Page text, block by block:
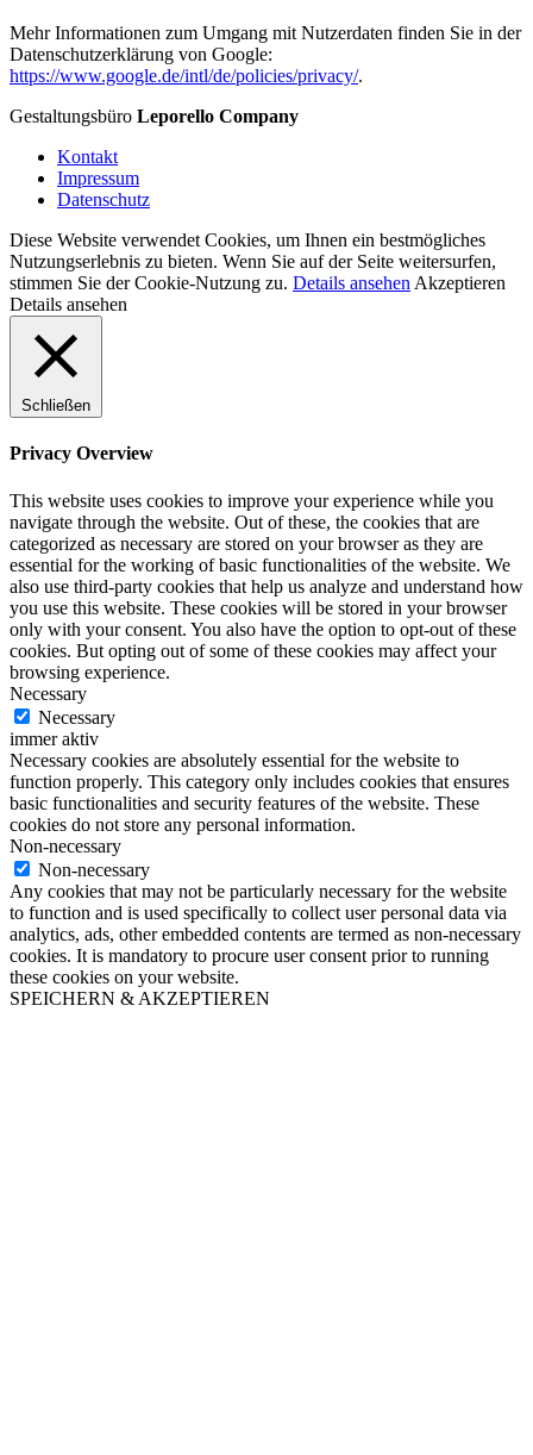
Mehr Informationen zum Umgang mit Nutzerdaten finden Sie in der
Datenschutzerklärung von Google:
https://www.google.de/intl/de/policies/privacy/.
Gestaltungsbüro Leporello Company
Kontakt
Impressum
Datenschutz
Diese Website verwendet Cookies, um Ihnen ein bestmögliches
Nutzungserlebnis zu bieten. Wenn Sie auf der Seite weitersurfen,
stimmen Sie der Cookie-Nutzung zu. Details ansehen Akzeptieren
Details ansehen
Schließen
Privacy Overview
This website uses cookies to improve your experience while you
navigate through the website. Out of these, the cookies that are
categorized as necessary are stored on your browser as they are
essential for the working of basic functionalities of the website. We
also use third-party cookies that help us analyze and understand how
you use this website. These cookies will be stored in your browser
only with your consent. You also have the option to opt-out of these
cookies. But opting out of some of these cookies may affect your
browsing experience.
Necessary
Necessary
immer aktiv
Necessary cookies are absolutely essential for the website to
function properly. This category only includes cookies that ensures
basic functionalities and security features of the website. These
cookies do not store any personal information.
Non-necessary
Non-necessary
Any cookies that may not be particularly necessary for the website
to function and is used specifically to collect user personal data via
analytics, ads, other embedded contents are termed as non-necessary
cookies. It is mandatory to procure user consent prior to running
these cookies on your website.
SPEICHERN & AKZEPTIEREN